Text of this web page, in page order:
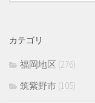
カテゴリ
福岡地区 (276)
筑紫野市 (105)